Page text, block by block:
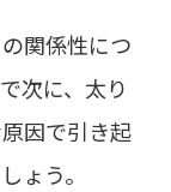
関係性につ
次に、太り
因で引き起
ょう。